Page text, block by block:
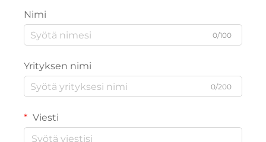
Nimi
0/100
Yrityksen nimi
0/200
Viesti